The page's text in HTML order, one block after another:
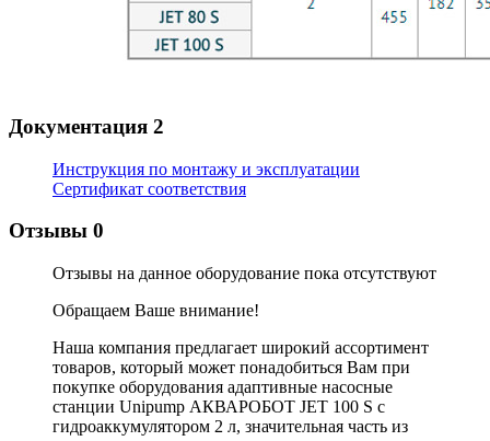
Документация 2
Инструкция по монтажу и эксплуатации
Сертификат соответствия
Отзывы 0
Отзывы на данное оборудование пока отсутствуют
Обращаем Ваше внимание!
Наша компания предлагает широкий ассортимент
товаров, который может понадобиться Вам при
покупке оборудования адаптивные насосные
станции Unipump АКВАРОБОТ JET 100 S с
гидроаккумулятором 2 л, значительная часть из